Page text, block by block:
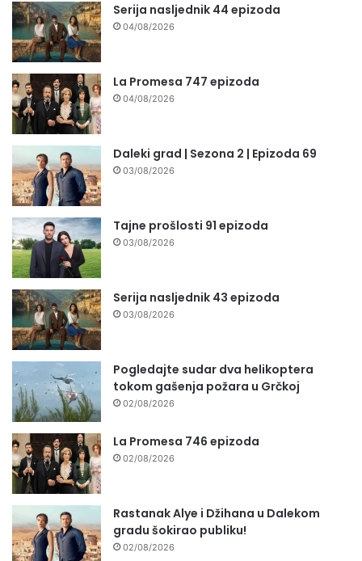
Serija nasljednik 44 epizoda
04/08/2026
La Promesa 747 epizoda
04/08/2026
Daleki grad | Sezona 2 | Epizoda 69
03/08/2026
Tajne prošlosti 91 epizoda
03/08/2026
Serija nasljednik 43 epizoda
03/08/2026
Pogledajte sudar dva helikoptera
tokom gašenja požara u Grčkoj
02/08/2026
La Promesa 746 epizoda
02/08/2026
Rastanak Alye i Džihana u Dalekom
gradu šokirao publiku!
02/08/2026